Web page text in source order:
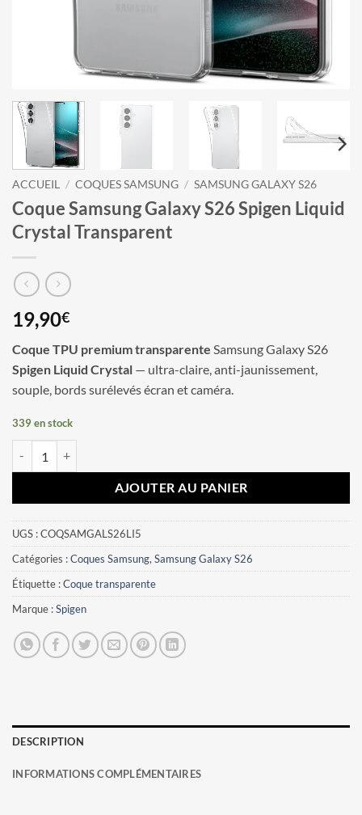
ACCUEIL / COQUES SAMSUNG / SAMSUNG GALAXY S26
Coque Samsung Galaxy S26 Spigen Liquid
Crystal Transparent
19,90€
Coque TPU premium transparente Samsung Galaxy S26
Spigen Liquid Crystal — ultra-claire, anti-jaunissement,
souple, bords surélevés écran et caméra.
339 en stock
AJOUTER AU PANIER
UGS :COQSAMGALS26LI5
Catégories :Coques Samsung, Samsung Galaxy S26
Étiquette :Coque transparente
Marque :Spigen
DESCRIPTION
INFORMATIONS COMPLÉMENTAIRES